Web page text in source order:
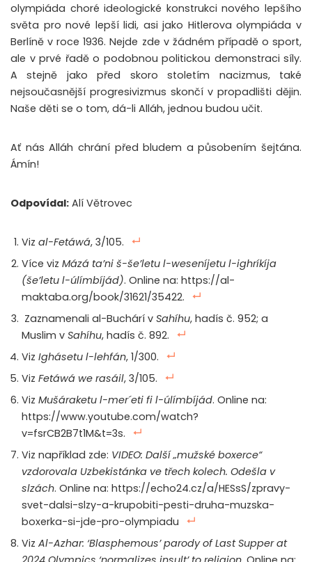
olympiáda choré ideologické konstrukci nového lepšího
světa pro nové lepší lidi, asi jako Hitlerova olympiáda v
Berlíně v roce 1936. Nejde zde v žádném případě o sport,
ale v prvé řadě o podobnou politickou demonstraci síly.
A stejně jako před skoro stoletím nacizmus, také
nejsoučasnější progresivizmus skončí v propadlišti dějin.
Naše děti se o tom, dá-li Alláh, jednou budou učit.
Ať nás Alláh chrání před bludem a působením šejtána.
Ámín!
Odpovídal: Alí Větrovec
Viz al-Fetáwá, 3/105.
Více viz Mázá ta’ni š-še’letu l-weseníjetu l-ighríkíja
(še’letu l-úlímbíjád). Online na: https://al-
maktaba.org/book/31621/35422.
Zaznamenali al-Buchárí v Sahíhu, hadís č. 952; a
Muslim v Sahíhu, hadís č. 892.
Viz Ighásetu l-lehfán, 1/300.
Viz Fetáwá we rasáil, 3/105.
Viz Mušáraketu l-mer´eti fi l-úlímbíjád. Online na:
https://www.youtube.com/watch?
v=fsrCB2B7t1M&t=3s.
Viz například zde: VIDEO: Další „mužské boxerce“
vzdorovala Uzbekistánka ve třech kolech. Odešla v
slzách. Online na: https://echo24.cz/a/HESsS/zpravy-
svet-dalsi-slzy-a-krupobiti-pesti-druha-muzska-
boxerka-si-jde-pro-olympiadu
Viz Al-Azhar: ‘Blasphemous’ parody of Last Supper at